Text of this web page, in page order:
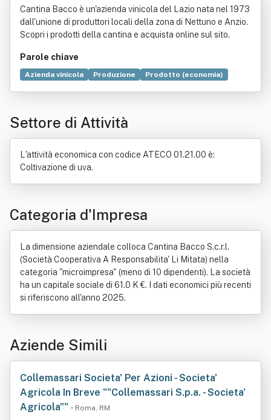
ta' Li Mitata)
Cantina Bacco è un'azienda vinicola del Lazio nata nel 1973
dall'unione di produttori locali della zona di Nettuno e Anzio.
Scopri i prodotti della cantina e acquista online sul sito.
Parole chiave
Azienda vinicola Produzione
Prodotto (economia)
Acquavite
Costo Legge
Settore di Attività
L'attività economica con codice ATECO 01.21.00 è:
Coltivazione di uva.
Categoria d'Impresa
La dimensione aziendale colloca Cantina Bacco S.c.r.l.
(Società Cooperativa A Responsabilita' Li Mitata) nella
categoria "microimpresa" (meno di 10 dipendenti). La società
ha un capitale sociale di 61.0 K €. I dati economici più recenti
si riferiscono all'anno 2025.
Aziende Simili
Collemassari Societa' Per Azioni - Societa'
Agricola In Breve ""Collemassari S.p.a. - Societa'
Agricola"" • Roma, RM